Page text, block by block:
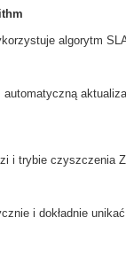
algorytm
automatyczną
i trybie czyszczenia
i dokładnie